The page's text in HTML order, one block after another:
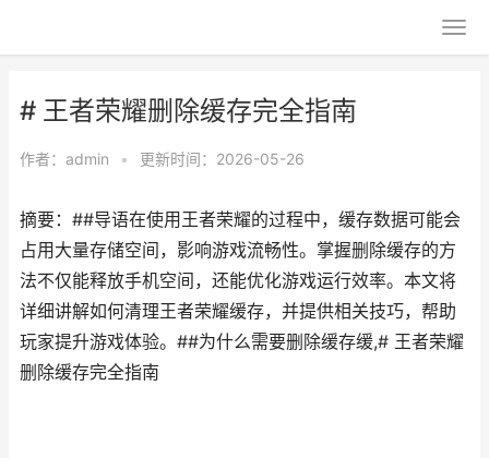
# 王者荣耀删除缓存完全指南
作者： admin • 更新时间：2026-05-26
摘要：##导语在使用王者荣耀的过程中，缓存数据可能会
占用大量存储空间，影响游戏流畅性。掌握删除缓存的方
法不仅能释放手机空间，还能优化游戏运行效率。本文将
详细讲解如何清理王者荣耀缓存，并提供相关技巧，帮助
玩家提升游戏体验。##为什么需要删除缓存缓,# 王者荣耀
删除缓存完全指南